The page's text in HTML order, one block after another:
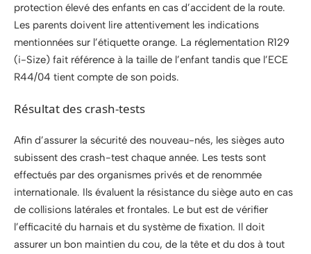
protection élevé des enfants en cas d’accident de la route.
Les parents doivent lire attentivement les indications
mentionnées sur l’étiquette orange. La réglementation R129
(i-Size) fait référence à la taille de l’enfant tandis que l’ECE
R44/04 tient compte de son poids.
Résultat des crash-tests
Afin d’assurer la sécurité des nouveau-nés, les sièges auto
subissent des crash-test chaque année. Les tests sont
effectués par des organismes privés et de renommée
internationale. Ils évaluent la résistance du siège auto en cas
de collisions latérales et frontales. Le but est de vérifier
l’efficacité du harnais et du système de fixation. Il doit
assurer un bon maintien du cou, de la tête et du dos à tout